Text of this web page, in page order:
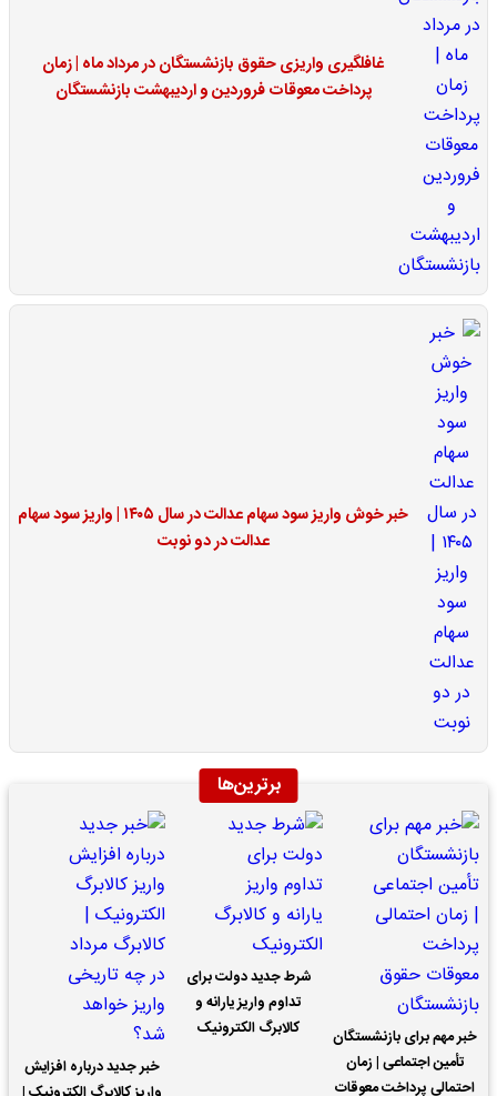
غافلگیری واریزی حقوق بازنشستگان در مرداد ماه | زمان
پرداخت معوقات فروردین و اردیبهشت بازنشستگان
خبر خوش واریز سود سهام عدالت در سال ۱۴۰۵ | واریز سود سهام
عدالت در دو نوبت
برترین‌ها
خبر مهم برای بازنشستگان
تأمین اجتماعی | زمان
احتمالی پرداخت معوقات
شرط جدید دولت برای
تداوم واریز یارانه و
کالابرگ الکترونیک
خبر جدید درباره افزایش